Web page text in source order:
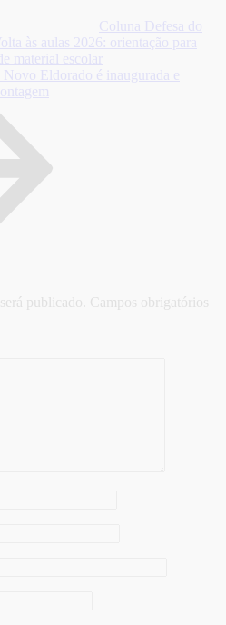
Coluna Defesa do
às aulas 2026: orientação para
material escolar
Novo Eldorado é inaugurada e
publicado. Campos obrigatórios